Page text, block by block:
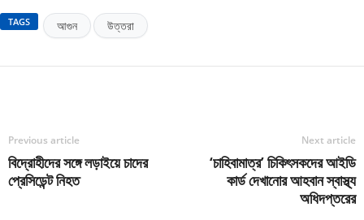
TAGS আগুন উত্তরা
Previous article
বিদ্রোহীদের সঙ্গে লড়াইয়ে চাদের
প্রেসিডেন্ট নিহত
Next article
‘চাহিবামাত্র’ চিকিৎসকদের আইডি
কার্ড দেখানোর আহবান স্বাস্থ্য
অধিদপ্তরের